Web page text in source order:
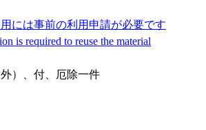
には事前の利用申請が必要です
is required to reuse the material
）、付、厄除一件